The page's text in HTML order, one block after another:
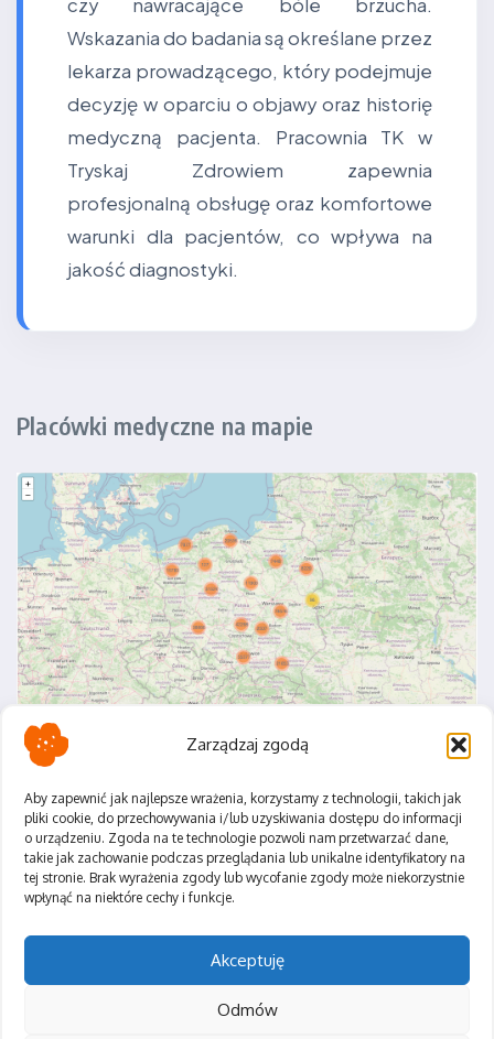
Zarządzaj zgodą
Aby zapewnić jak najlepsze wrażenia, korzystamy z technologii, takich jak
pliki cookie, do przechowywania i/lub uzyskiwania dostępu do informacji
o urządzeniu. Zgoda na te technologie pozwoli nam przetwarzać dane,
takie jak zachowanie podczas przeglądania lub unikalne identyfikatory na
tej stronie. Brak wyrażenia zgody lub wycofanie zgody może niekorzystnie
wpłynąć na niektóre cechy i funkcje.
Akceptuję
Odmów
czy nawracające bóle brzucha.
Wskazania do badania są określane przez
lekarza prowadzącego, który podejmuje
decyzję w oparciu o objawy oraz historię
medyczną pacjenta. Pracownia TK w
Tryskaj Zdrowiem zapewnia
profesjonalną obsługę oraz komfortowe
warunki dla pacjentów, co wpływa na
jakość diagnostyki.
Placówki medyczne na mapie
Polityka Prywatności
Regulamin